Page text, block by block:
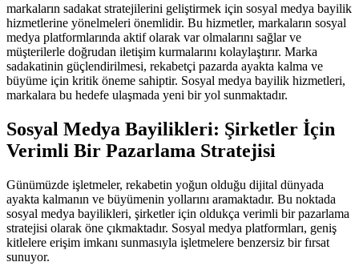
markaların sadakat stratejilerini geliştirmek için sosyal medya bayilik
hizmetlerine yönelmeleri önemlidir. Bu hizmetler, markaların sosyal
medya platformlarında aktif olarak var olmalarını sağlar ve
müşterilerle doğrudan iletişim kurmalarını kolaylaştırır. Marka
sadakatinin güçlendirilmesi, rekabetçi pazarda ayakta kalma ve
büyüme için kritik öneme sahiptir. Sosyal medya bayilik hizmetleri,
markalara bu hedefe ulaşmada yeni bir yol sunmaktadır.
Sosyal Medya Bayilikleri: Şirketler İçin
Verimli Bir Pazarlama Stratejisi
Günümüzde işletmeler, rekabetin yoğun olduğu dijital dünyada
ayakta kalmanın ve büyümenin yollarını aramaktadır. Bu noktada
sosyal medya bayilikleri, şirketler için oldukça verimli bir pazarlama
stratejisi olarak öne çıkmaktadır. Sosyal medya platformları, geniş
kitlelere erişim imkanı sunmasıyla işletmelere benzersiz bir fırsat
sunuyor.